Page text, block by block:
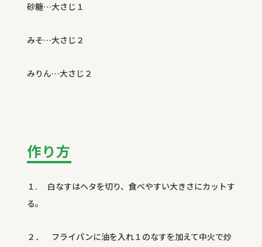
砂糖…大さじ１
みそ…大さじ２
みりん…大さじ２
作り方
１ .
白なすはヘタを切り、食べやすい大きさにカットす
る。
２． フライパンに油を入れ１のなすを加えて中火で炒